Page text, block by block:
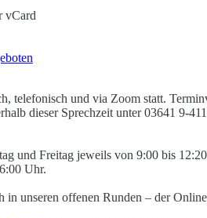
vCard
telefonisch und via Zoom statt.
dieser Sprechzeit unter 03641 9-
und Freitag jeweils von 9:00 bis
Uhr.
in unseren offenen Runden – der